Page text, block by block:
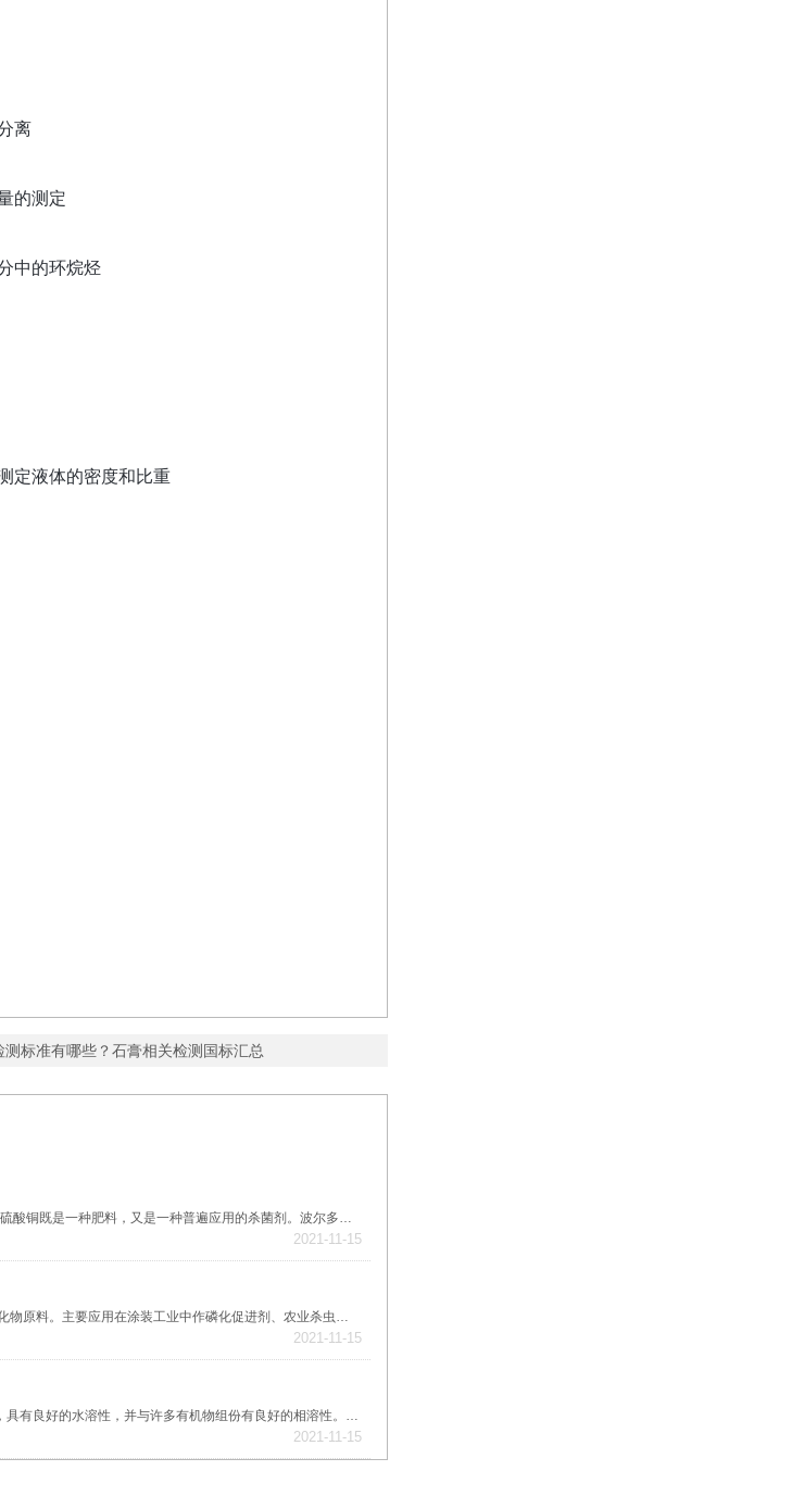
离
的测定
中的环烷烃
定液体的密度和比重
测标准有哪些？石膏相关检测国标汇总
硫酸铜是一种无机化合物，化学式为CuSO₄，无水硫酸铜为为白色或灰白色粉末。硫酸铜既是一种肥料，又是一种普遍应用的杀菌剂。波尔多液、铜皂液、铜铵制剂，就是用硫酸铜与生石灰、肥皂、碳酸氢铵配制而成的。
2021-11-15
氟化钠，是一种无机化合物，化学式为NaF，是一种重要的氟化盐，是制造其他氟化物原料。主要应用在涂装工业中作磷化促进剂、农业杀虫剂、密封材料、防腐剂等各个领域。
2021-11-15
聚乙二醇是一种高分子聚合物，化学式是HO(CH2CH2O)nH ，无刺激性，味微苦，具有良好的水溶性，并与许多有机物组份有良好的相溶性。具有优良的润滑性、保湿性、分散性、粘接性。
2021-11-15